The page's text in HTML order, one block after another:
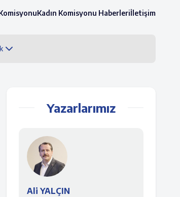
Kadın Komisyonu Haberleriİletişim
Yazarlarımız
Ali YALÇIN